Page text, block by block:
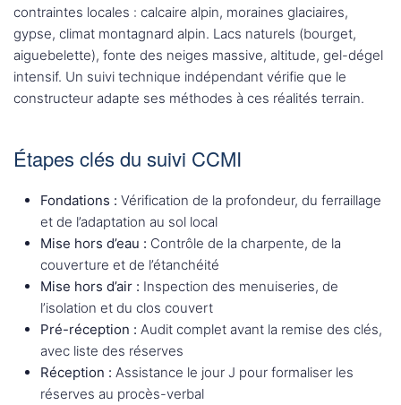
contraintes locales : calcaire alpin, moraines glaciaires,
gypse, climat montagnard alpin. Lacs naturels (bourget,
aiguebelette), fonte des neiges massive, altitude, gel-dégel
intensif. Un suivi technique indépendant vérifie que le
constructeur adapte ses méthodes à ces réalités terrain.
Étapes clés du suivi CCMI
Fondations : Vérification de la profondeur, du ferraillage
et de l’adaptation au sol local
Mise hors d’eau : Contrôle de la charpente, de la
couverture et de l’étanchéité
Mise hors d’air : Inspection des menuiseries, de
l’isolation et du clos couvert
Pré-réception : Audit complet avant la remise des clés,
avec liste des réserves
Réception : Assistance le jour J pour formaliser les
réserves au procès-verbal